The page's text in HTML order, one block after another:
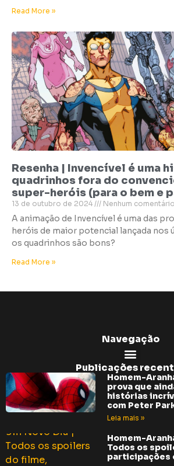
Read More »
Resenha | Invencível é uma
quadrinhos fora do
super-heróis (para o bem e
13 de outubro de 2024 Nenhum comentário
A animação de Invencível é uma das
heróis de maior potencial lançada nos
os quadrinhos são bons?
Read More »
Navegação
Publicações
Homem-
prova que
histórias
com Peter
Leia mais »
Homem-
Todos os
participações